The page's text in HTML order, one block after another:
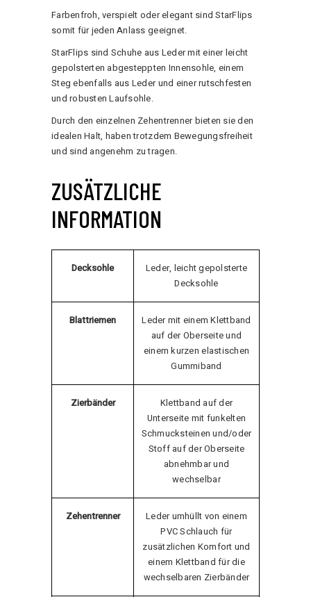
Farbenfroh, verspielt oder elegant sind StarFlips
somit für jeden Anlass geeignet.
StarFlips sind Schuhe aus Leder mit einer leicht
gepolsterten abgesteppten Innensohle, einem
Steg ebenfalls aus Leder und einer rutschfesten
und robusten Laufsohle.
Durch den einzelnen Zehentrenner bieten sie den
idealen Halt, haben trotzdem Bewegungsfreiheit
und sind angenehm zu tragen.
ZUSÄTZLICHE
INFORMATION
Decksohle
Leder, leicht gepolsterte
Decksohle
Blattriemen
Leder mit einem Klettband
auf der Oberseite und
einem kurzen elastischen
Gummiband
Zierbänder
Klettband auf der
Unterseite mit funkelten
Schmucksteinen und/oder
Stoff auf der Oberseite
abnehmbar und
wechselbar
Zehentrenner
Leder umhüllt von einem
PVC Schlauch für
zusätzlichen Komfort und
einem Klettband für die
wechselbaren Zierbänder